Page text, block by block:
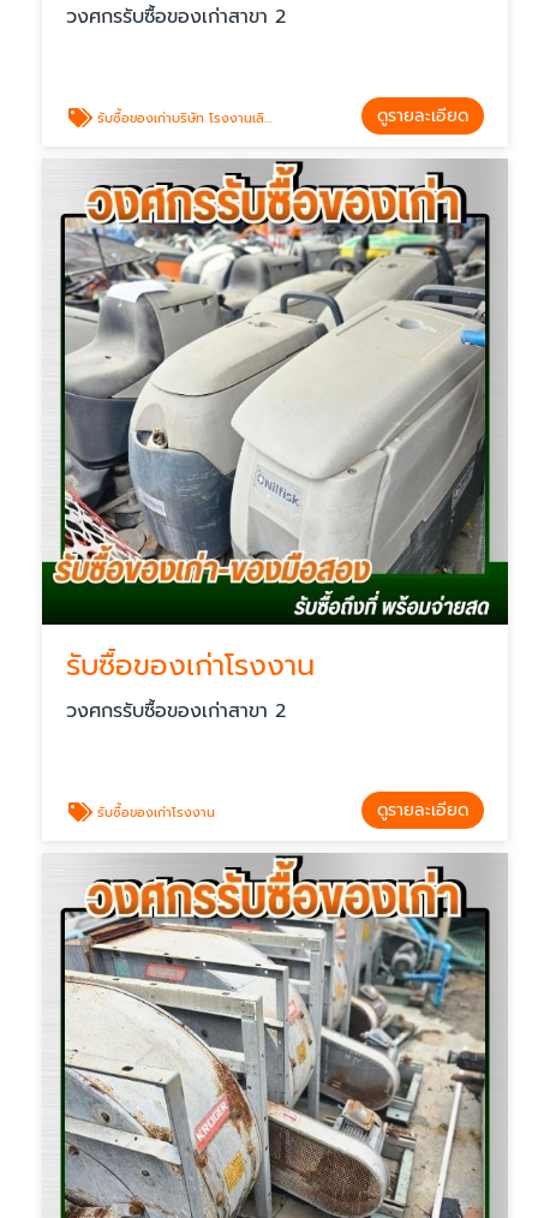
วงศกรรับซื้อของเก่าสาขา 2
รับซื้อของเก่าบริษัท โรงงานเลิกกิจการ ดูรายละเอียด
รับซื้อของเก่าโรงงาน
วงศกรรับซื้อของเก่าสาขา 2
รับซื้อของเก่าโรงงาน ดูรายละเอียด